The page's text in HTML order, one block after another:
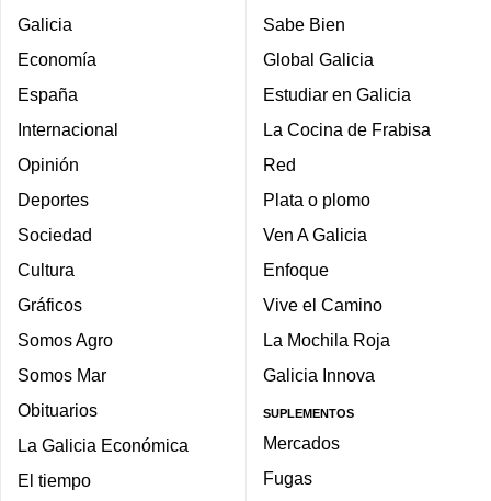
Galicia
Economía
España
Internacional
Opinión
Deportes
Sociedad
Cultura
Gráficos
Somos Agro
Somos Mar
Obituarios
La Galicia Económica
El tiempo
Sabe Bien
Global Galicia
Estudiar en Galicia
La Cocina de Frabisa
Red
Plata o plomo
Ven A Galicia
Enfoque
Vive el Camino
La Mochila Roja
Galicia Innova
SUPLEMENTOS
Mercados
Fugas